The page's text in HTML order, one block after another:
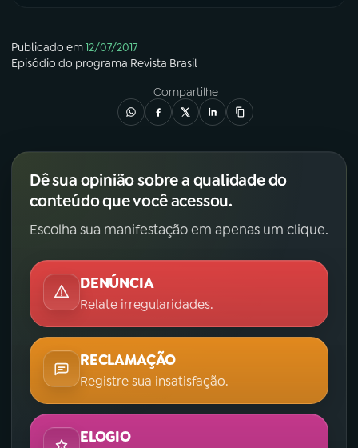
Publicado em12/07/2017
Episódio do programa Revista Brasil
Compartilhe
Dê sua opinião sobre a qualidade do
conteúdo que você acessou.
Escolha sua manifestação em apenas um clique.
DENÚNCIA
Relate irregularidades.
RECLAMAÇÃO
Registre sua insatisfação.
ELOGIO